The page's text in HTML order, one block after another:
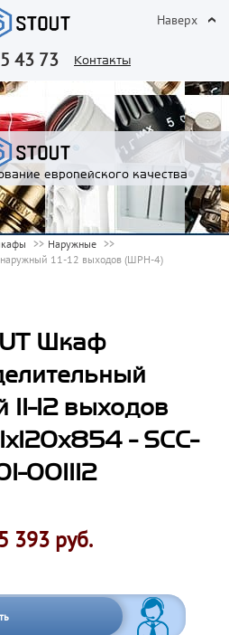
43 73 Контакты
Наверх
европейского качества
Наружные
наружный 11-12 выходов (ШРН-4)
Шкаф
12 выходов
- SCC-
001112
5 393 руб.